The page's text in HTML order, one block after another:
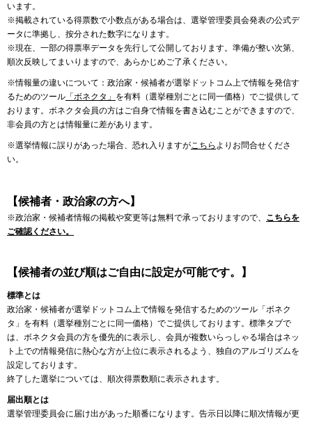
います。
※掲載されている得票数で小数点がある場合は、選挙管理委員会発表の公式デ
ータに準拠し、按分された数字になります。
※現在、一部の得票率データを先行して公開しております。準備が整い次第、
順次反映してまいりますので、あらかじめご了承ください。
※情報量の違いについて：政治家・候補者が選挙ドットコム上で情報を発信す
るためのツール 「ボネクタ」 を有料（選挙種別ごとに同一価格）でご提供して
おります。ボネクタ会員の方はご自身で情報を書き込むことができますので、
非会員の方とは情報量に差があります。
※選挙情報に誤りがあった場合、恐れ入りますがこちら よりお問合せくださ
い。
【候補者・政治家の方へ】
※政治家・候補者情報の掲載や変更等は無料で承っておりますので、 こちらを
ご確認ください。
【候補者の並び順はご自由に設定が可能です。】
標準とは
政治家・候補者が選挙ドットコム上で情報を発信するためのツール「ボネク
タ」を有料（選挙種別ごとに同一価格）でご提供しております。標準タブで
は、ボネクタ会員の方を優先的に表示し、会員が複数いらっしゃる場合はネッ
ト上での情報発信に熱心な方が上位に表示されるよう、独自のアルゴリズムを
設定しております。
終了した選挙については、順次得票数順に表示されます。
届出順とは
選挙管理委員会に届け出があった順番になります。告示日以降に順次情報が更